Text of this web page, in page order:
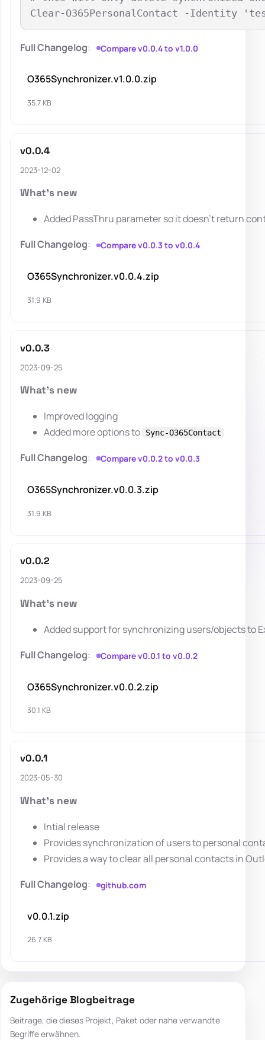
Full Changelog: Compare v0.0.4 to v1.0.0
O365Synchronizer.v1.0.0.zip
35.7 KB
v0.0.4
2023-12-02
What's new
Added PassThru parameter so it doesn't return
Full Changelog: Compare v0.0.3 to v0.0.4
O365Synchronizer.v0.0.4.zip
31.9 KB
v0.0.3
2023-09-25
What's new
Improved logging
Added more options to
Sync-O365Contact
Full Changelog: Compare v0.0.2 to v0.0.3
O365Synchronizer.v0.0.3.zip
31.9 KB
v0.0.2
2023-09-25
What's new
Added support for synchronizing users/objects to
Full Changelog: Compare v0.0.1 to v0.0.2
O365Synchronizer.v0.0.2.zip
30.1 KB
v0.0.1
2023-05-30
What's new
Intial release
Provides synchronization of users to personal
Provides a way to clear all personal contacts in
Full Changelog: github.com
v0.0.1.zip
26.7 KB
Zugehörige Blogbeitrage
Beitrage, die dieses Projekt, Paket oder nahe verwandte
Begriffe erwähnen.